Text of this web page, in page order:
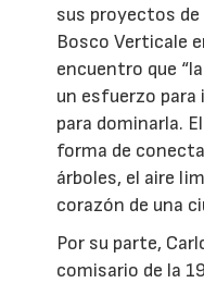
sus proyectos
Bosco Verticale
encuentro que
un esfuerzo
para dominarla.
forma de
árboles, el aire
corazón de una
Por su parte,
comisario de la